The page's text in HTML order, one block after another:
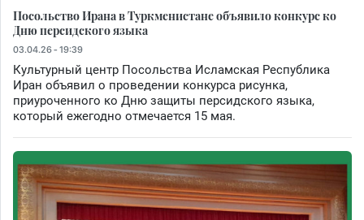
Посольство Ирана в Туркменистане объявило конкурс ко
Дню персидского языка
03.04.26 - 19:39
Культурный центр Посольства Исламская Республика
Иран объявил о проведении конкурса рисунка,
приуроченного ко Дню защиты персидского языка,
который ежегодно отмечается 15 мая.